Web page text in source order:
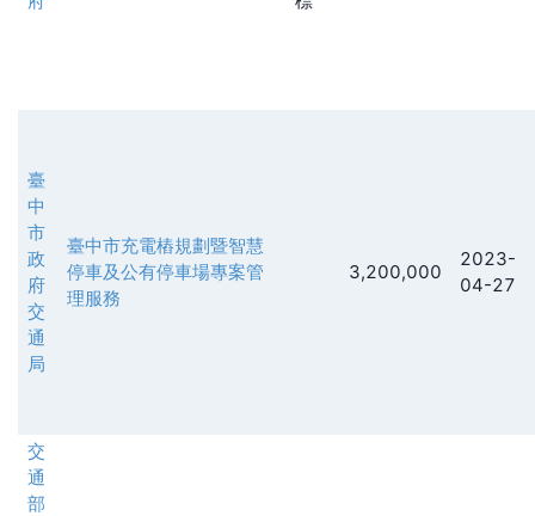
臺
中
市
政
府
交
通
局
臺中市充電樁規劃暨智慧
停車及公有停車場專案管
理服務
3,200,000
2023-
04-27
交
通
部